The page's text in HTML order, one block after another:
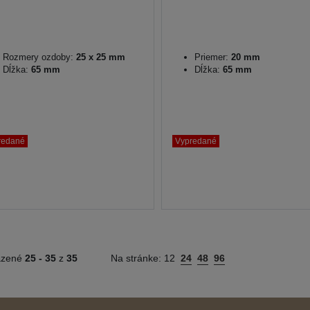
Rozmery ozdoby: 25 x 25 mm
Dĺžka: 65 mm
Priemer: 20 mm
Dĺžka: 65 mm
Vypredané
25 - 35 z 35 Na stránke: 12 24 48 96